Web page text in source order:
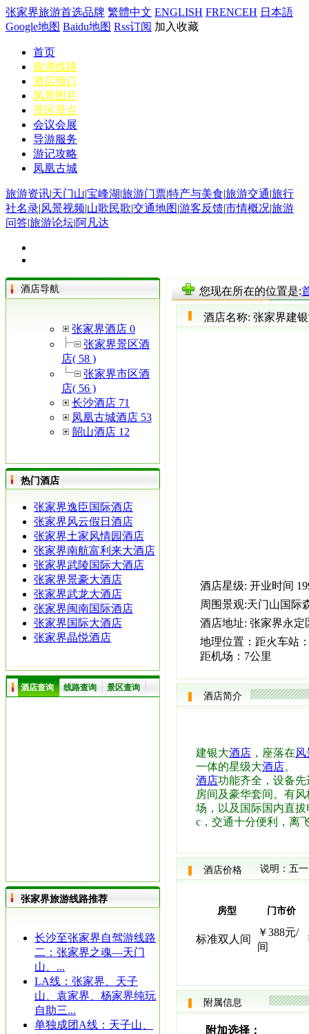
张家界旅游首选品牌 繁體中文 ENGLISH FRENCEH 日本語
Google地图 Baidu地图 Rss订阅 加入收藏
首页
旅游线路
酒店预订
风景图片
景区景点
会议会展
导游服务
游记攻略
凤凰古城
旅游资讯|天门山|宝峰湖|旅游门票|特产与美食|旅游交通|旅行
社名录|风景视频|山歌民歌|交通地图|游客反馈|市情概况|旅游
问答|旅游论坛|阿凡达
酒店导航
张家界酒店 0
张家界景区酒
店( 58 )
张家界市区酒
店( 56 )
长沙酒店 71
凤凰古城酒店 53
韶山酒店 12
热门酒店
张家界逸臣国际酒店
张家界风云假日酒店
张家界土家风情园酒店
张家界南航富利来大酒店
张家界武陵国际大酒店
张家界景豪大酒店
张家界武龙大酒店
张家界闽南国际酒店
张家界国际大酒店
张家界晶悦酒店
酒店查询 线路查询 景区查询
张家界旅游线路推荐
长沙至张家界自驾游线路
二：张家界之魂—天门
山、...
LA线：张家界、天子
山、袁家界、杨家界纯玩
自助三...
单独成团A线：天子山、
您现在所在的位置是:
酒店名称: 张家界建
酒店星级: 开业时间
周围景观:天门山国际
酒店地址: 张家界永定
地理位置： 距火车站
距机场：7公里
酒店简介
建银大酒店 ，座落在风
一体的星级大酒店。
酒店功能齐全，设备
房间及豪华套间。有
场，以及国际国内直
c，交通十分便利，离
酒店价格 说明：五一
房型 门市价
标准双人间
￥388元/
间
附属信息
附加选择：